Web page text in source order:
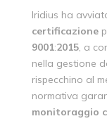
Iridius ha
certificazione
9001:2015, a
nella gestione
rispecchino al
normativa
monitoraggio